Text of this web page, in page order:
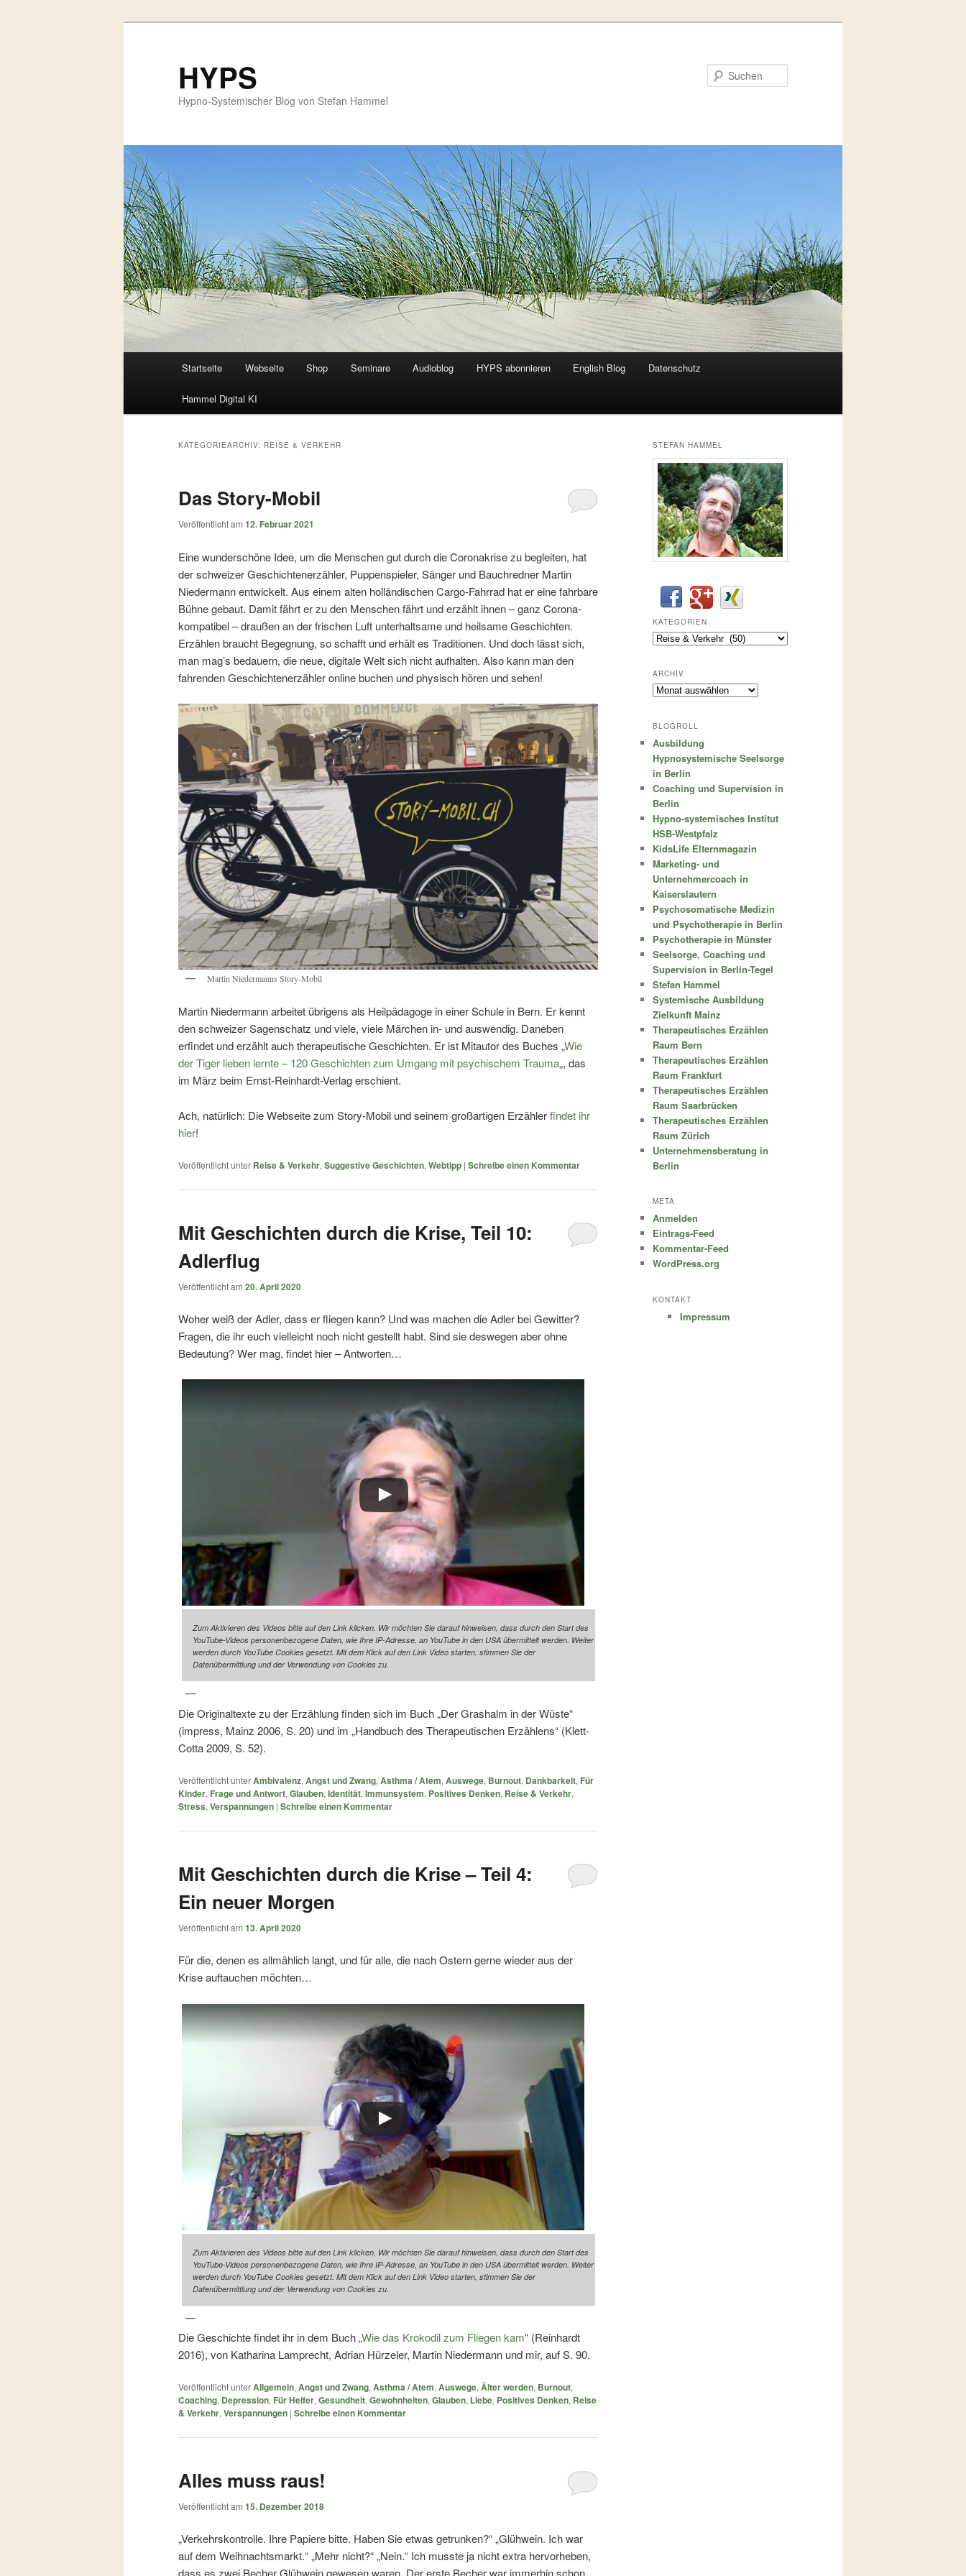
HYPS
Hypno-Systemischer Blog von Stefan Hammel
Zum
primären
Inhalt
Zum
sekundären
Inhalt
Startseite Webseite Shop Seminare Audioblog HYPS abonnieren English Blog Datenschutz
Hammel Digital KI
KATEGORIEARCHIV: REISE & VERKEHR
Das Story-Mobil
Veröffentlicht am 12. Februar 2021
Eine wunderschöne Idee, um die Menschen gut durch die Coronakrise zu begleiten, hat
der schweizer Geschichtenerzähler, Puppenspieler, Sänger und Bauchredner Martin
Niedermann entwickelt. Aus einem alten holländischen Cargo-Fahrrad hat er eine fahrbare
Bühne gebaut. Damit fährt er zu den Menschen fährt und erzählt ihnen – ganz Corona-
kompatibel – draußen an der frischen Luft unterhaltsame und heilsame Geschichten.
Erzählen braucht Begegnung, so schafft und erhält es Traditionen. Und doch lässt sich,
man mag’s bedauern, die neue, digitale Welt sich nicht aufhalten. Also kann man den
fahrenden Geschichtenerzähler online buchen und physisch hören und sehen!
Martin Niedermanns Story-Mobil
Martin Niedermann arbeitet übrigens als Heilpädagoge in einer Schule in Bern. Er kennt
den schweizer Sagenschatz und viele, viele Märchen in- und auswendig. Daneben
erfindet und erzählt auch therapeutische Geschichten. Er ist Mitautor des Buches „Wie
der Tiger lieben lernte – 120 Geschichten zum Umgang mit psychischem Trauma„, das
im März beim Ernst-Reinhardt-Verlag erschient.
Ach, natürlich: Die Webseite zum Story-Mobil und seinem großartigen Erzählerfindet ihr
hier!
Veröffentlicht unter Reise & Verkehr, Suggestive Geschichten, Webtipp | Schreibe einen Kommentar
Mit Geschichten durch die Krise, Teil 10:
Adlerflug
Veröffentlicht am 20. April 2020
Woher weiß der Adler, dass er fliegen kann? Und was machen die Adler bei Gewitter?
Fragen, die ihr euch vielleicht noch nicht gestellt habt. Sind sie deswegen aber ohne
Bedeutung? Wer mag, findet hier – Antworten…
Zum Aktivieren des Videos bitte auf den Link klicken. Wir möchten Sie darauf hinweisen, dass durch den Start des
YouTube-Videos personenbezogene Daten, wie Ihre IP-Adresse, an YouTube in den USA übermittelt werden. Weiter
werden durch YouTube Cookies gesetzt. Mit dem Klick auf den Link Video starten, stimmen Sie der
Datenübermittlung und der Verwendung von Cookies zu.
Die Originaltexte zu der Erzählung finden sich im Buch „Der Grashalm in der Wüste“
(impress, Mainz 2006, S. 20) und im „Handbuch des Therapeutischen Erzählens“ (Klett-
Cotta 2009, S. 52).
Veröffentlicht unterAmbivalenz, Angst und Zwang, Asthma / Atem, Auswege, Burnout, Dankbarkeit, Für
Kinder, Frage und Antwort, Glauben, Identität, Immunsystem, Positives Denken, Reise & Verkehr,
Stress, Verspannungen | Schreibe einen Kommentar
Mit Geschichten durch die Krise – Teil 4:
Ein neuer Morgen
Veröffentlicht am 13. April 2020
Für die, denen es allmählich langt, und für alle, die nach Ostern gerne wieder aus der
Krise auftauchen möchten…
Zum Aktivieren des Videos bitte auf den Link klicken. Wir möchten Sie darauf hinweisen, dass durch den Start des
YouTube-Videos personenbezogene Daten, wie Ihre IP-Adresse, an YouTube in den USA übermittelt werden. Weiter
werden durch YouTube Cookies gesetzt. Mit dem Klick auf den Link Video starten, stimmen Sie der
Datenübermittlung und der Verwendung von Cookies zu.
Die Geschichte findet ihr in dem Buch „Wie das Krokodil zum Fliegen kam“ (Reinhardt
2016), von Katharina Lamprecht, Adrian Hürzeler, Martin Niedermann und mir, auf S. 90.
Veröffentlicht unterAllgemein,Angst und Zwang,Asthma / Atem,Auswege,Älter werden, Burnout,
Coaching, Depression, Für Helfer,Gesundheit,Gewohnheiten,Glauben, Liebe, Positives Denken, Reise
& Verkehr,Verspannungen | Schreibe einen Kommentar
Alles muss raus!
Veröffentlicht am 15. Dezember 2018
„Verkehrskontrolle. Ihre Papiere bitte. Haben Sie etwas getrunken?“ „Glühwein. Ich war
auf dem Weihnachtsmarkt.“ „Mehr nicht?“ „Nein.“ Ich musste ja nicht extra hervorheben,
STEFAN HAMMEL
KATEGORIEN
Kategorien
ARCHIV
Archiv
BLOGROLL
Ausbildung
Hypnosystemische Seelsorge
in Berlin
Coaching und Supervision in
Berlin
Hypno-systemisches Institut
HSB-Westpfalz
KidsLife Elternmagazin
Marketing- und
Unternehmercoach in
Kaiserslautern
Psychosomatische Medizin
und Psychotherapie in Berlin
Psychotherapie in Münster
Seelsorge, Coaching und
Supervision in Berlin-Tegel
Stefan Hammel
Systemische Ausbildung
Zielkunft Mainz
Therapeutisches Erzählen
Raum Bern
Therapeutisches Erzählen
Raum Frankfurt
Therapeutisches Erzählen
Raum Saarbrücken
Therapeutisches Erzählen
Raum Zürich
Unternehmensberatung in
Berlin
META
Anmelden
Eintrags-Feed
Kommentar-Feed
WordPress.org
KONTAKT
Impressum